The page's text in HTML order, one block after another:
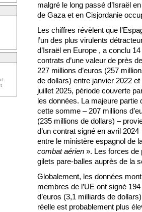
malgré le long passé d’Israël
de Gaza et en Cisjordanie
Les chiffres révèlent que
l’un des plus virulents
d’Israël en Europe , a conclu 14
contrats d’une valeur de près de
227 millions d’euros (257
de dollars) entre janvier 2022 et
juillet 2025, période couverte
les données. La majeure partie
cette somme – 207 millions
(235 millions de dollars) –
d’un contrat signé en avril 2024
entre le ministère espagnol de
combat aérien ». Les forces de
gilets pare-balles auprès de la
Globalement, les données
membres de l’UE ont signé
d’euros (3,1 milliards de
réelle est probablement plus